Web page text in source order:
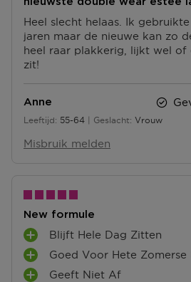
Heel slecht helaas. Ik
jaren maar de nieuwe kan zo
heel raar plakkerig, lijkt wel of
zit!
Anne
Leeftijd
55 tot 6455-64 Geslacht Vrouw
Misbruik melden
New formule
P
L
U
Blijft Hele Dag Zitten
P
L
Goed Voor Hete Zomerse
Geeft Niet Af